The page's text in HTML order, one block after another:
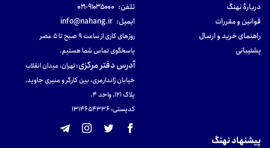
دربارهٔ نهنگ
قوانین و مقررات
راهنمای خرید و ارسال
پشتیبانی
تلفن: ۹۱۰۳۵۰۰۰-۰۲۱
ایمیل: info@nahang.ir
روزهای کاری از ساعت ۹ صبح تا ۵ عصر
پاسخگوی تماس شما هستیم.
آدرس دفتر مرکزی:تهران، میدان انقلاب
خیابان ژاندارمری، بین کارگر و منیری جاوید،
پلاک 121، واحد ۴.
کدپستی: 131465433۶
پیشنهاد نهنگ